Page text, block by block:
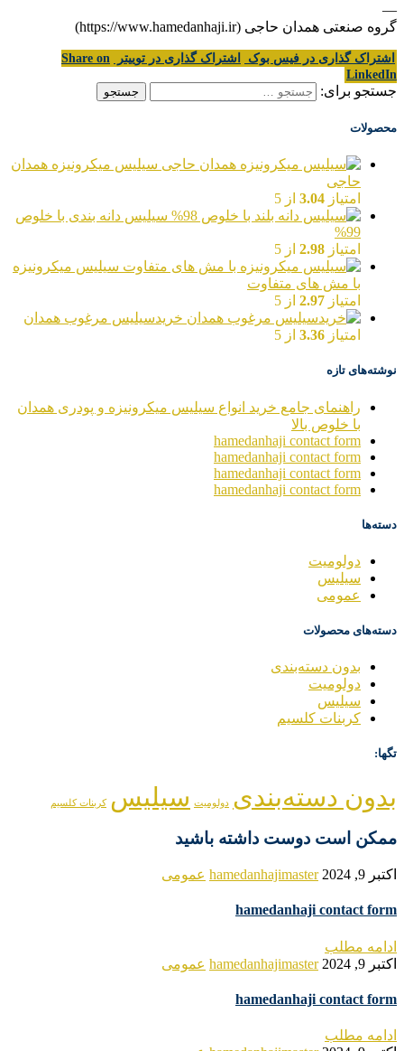
—
گروه صنعتی همدان حاجی (https://www.hamedanhaji.ir)
اشتراک گذاری در فیس بوک اشتراک گذاری در توییتر
Share on
LinkedIn
جستجو برای:
محصولات
سیلیس میکرونیزه همدان
حاجی
امتیاز 3.04 از 5
سیلیس دانه بندی با خلوص
99%
امتیاز 2.98 از 5
سیلیس میکرونیزه
با مش های متفاوت
امتیاز 2.97 از 5
خریدسیلیس مرغوب همدان
امتیاز 3.36 از 5
نوشته‌های تازه
راهنمای جامع خرید انواع سیلیس میکرونیزه و پودری همدان
با خلوص بالا
hamedanhaji contact form
hamedanhaji contact form
hamedanhaji contact form
hamedanhaji contact form
دسته‌ها
دولومیت
سیلیس
عمومی
دسته‌های محصولات
بدون دسته‌بندی
دولومیت
سیلیس
کربنات کلسیم
تگها:
بدون دسته‌بندی دولومیت سیلیس کربنات کلسیم
ممکن است دوست داشته باشید
اکتبر 9, 2024 hamedanhajimaster عمومی
hamedanhaji contact form
ادامه مطلب
اکتبر 9, 2024
hamedanhajimaster عمومی
hamedanhaji contact form
ادامه مطلب